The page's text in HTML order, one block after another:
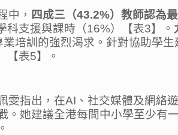
中， 四成三（43.2%）教師認為
科支援與課時（16%）【表3】。
業培訓的強烈渴求。針對協助學
【表5】。
雯指出，在AI、社交媒體及網絡
。她建議全港每間中小學至少有